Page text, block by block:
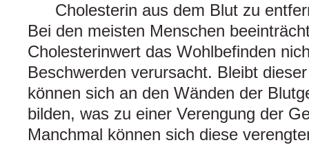
Cholesterin aus dem Blut zu
Bei den meisten Menschen
Cholesterinwert das Wohlbefinden
Beschwerden verursacht. Bleibt
können sich an den Wänden der
bilden, was zu einer Verengung der
Manchmal können sich diese